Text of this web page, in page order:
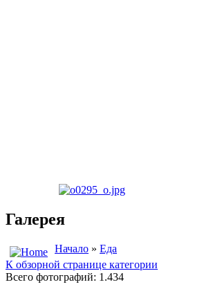
Галерея
Начало » Еда
К обзорной странице категории
Всего фотографий: 1.434